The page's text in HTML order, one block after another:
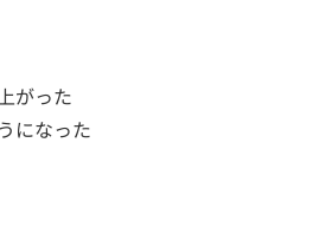
がった
になった